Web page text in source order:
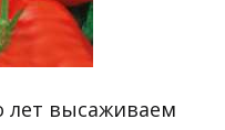
лет высаживаем